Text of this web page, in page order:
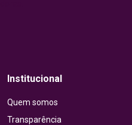
Institucional
Quem somos
Transparência